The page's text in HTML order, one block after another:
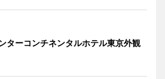
ターコンチネンタルホテル東京外観